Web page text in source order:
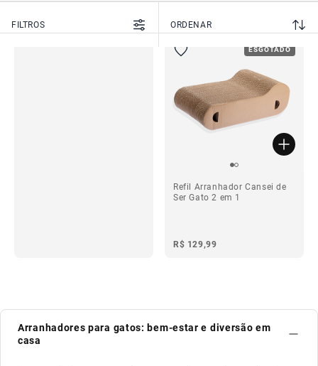
FILTROS ORDENAR
ESGOTADO
Refil Arranhador Cansei de
Ser Gato 2 em 1
R$ 129,99
Arranhadores para gatos: bem-estar e diversão em
casa